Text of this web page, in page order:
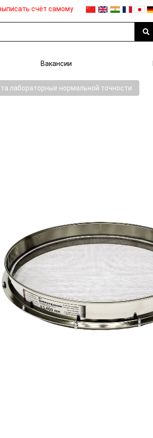
счёт самому
Вакансии
лабораторные нормальной точности